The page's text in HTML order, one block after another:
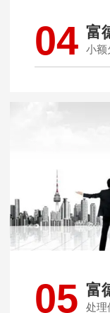
04 富
小额
05 富
处理